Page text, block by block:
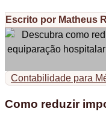
Escrito por Matheus
Contabilidade para
Como reduzir